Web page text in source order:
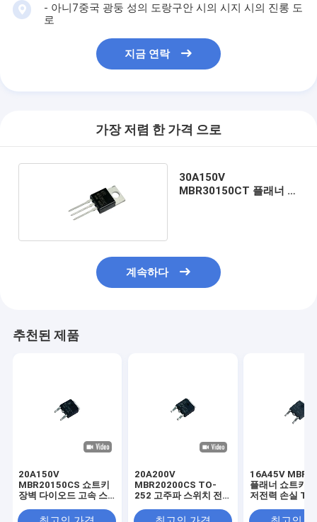
- 아니7중국 광둥 성의 도랑구안 시의 시지 시의 진롱 도
로
지금 연락
가장 저렴 한 가격 으로
30A150V
MBR30150CT 플래너 쇼
계속하다
추천된 제품
20A150V
MBR20150CS 쇼트키
장벽 다이오드 고속 스
20A200V
MBR20200CS TO-
252 고주파 스위치 전
다이오드
16A45V
플래너 쇼트키
저전력 손실